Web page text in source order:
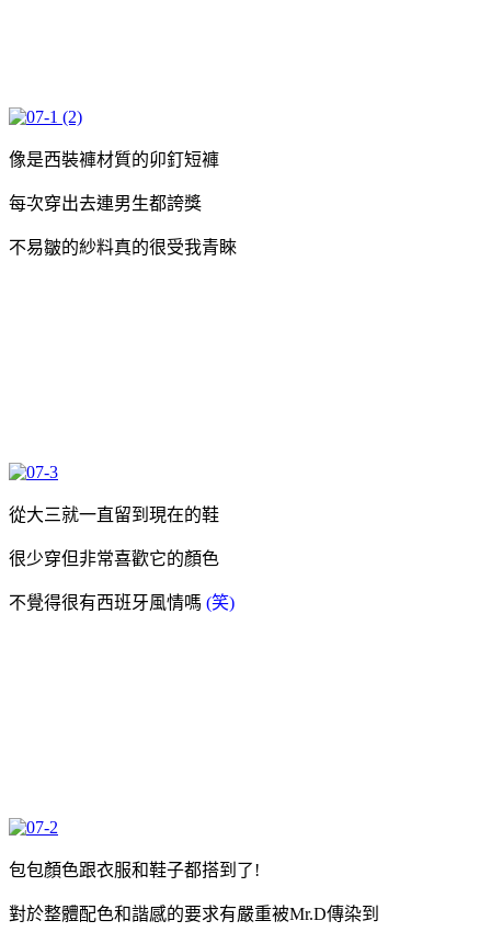
像是西裝褲材質的卯釘短褲
每次穿出去連男生都誇獎
不易皺的紗料真的很受我青睞
從大三就一直留到現在的鞋
很少穿但非常喜歡它的顏色
不覺得很有西班牙風情嗎 (笑)
包包顏色跟衣服和鞋子都搭到了!
對於整體配色和諧感的要求有嚴重被Mr.D傳染到